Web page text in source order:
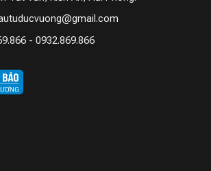
- 0932.869.866